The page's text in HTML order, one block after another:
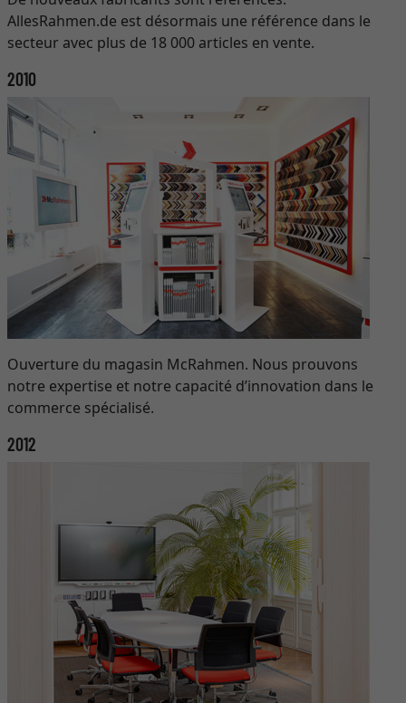
AllesRahmen.de est désormais une référence dans le
secteur avec plus de 18 000 articles en vente.
2010
Ouverture du magasin McRahmen. Nous prouvons
notre expertise et notre capacité d’innovation dans le
commerce spécialisé.
2012